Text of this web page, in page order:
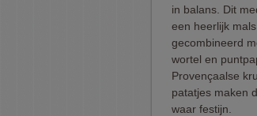
in balans. Dit
een heerlijk
gecombineerd
wortel en
Provençaalse
patatjes maken
waar festijn.